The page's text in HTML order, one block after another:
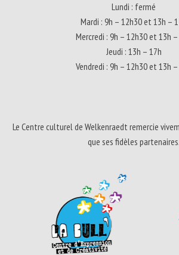
Lundi : fermé
Mardi : 9h – 12h30 et 13h –
Mercredi : 9h – 12h30 et 13h
Jeudi : 13h – 17h
Vendredi : 9h – 12h30 et 13h
Le Centre culturel de Welkenraedt remercie
que ses fidèles partenaires.